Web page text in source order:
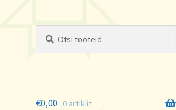
€0,00 0 artiklit